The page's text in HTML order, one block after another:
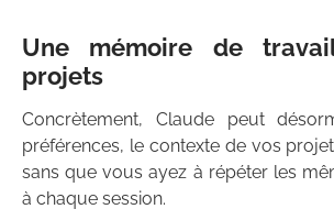
Une mémoire de
projets
Concrètement, Claude peut
préférences, le contexte de vos
sans que vous ayez à répéter les
à chaque session.